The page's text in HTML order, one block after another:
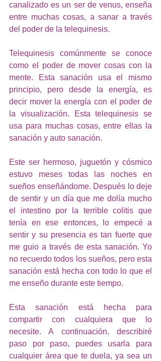
canalizado es un ser de venus, enseña
entre muchas cosas, a sanar a través
del poder de la telequinesis.
Telequinesis comúnmente se conoce
como el poder de mover cosas con la
mente. Esta sanación usa el mismo
principio, pero desde la energía, es
decir mover la energía con el poder de
la visualización. Esta telequinesis se
usa para muchas cosas, entre ellas la
sanación y auto sanación.
Este ser hermoso, juguetón y cósmico
estuvo meses todas las noches en
sueños enseñándome. Después lo deje
de sentir y un día que me dolía mucho
el intestino por la terrible colitis que
tenía en ese entonces, lo empecé a
sentir y su presencia es tan fuerte que
me guio a través de esta sanación. Yo
no recuerdo todos los sueños, pero esta
sanación está hecha con todo lo que el
me enseño durante este tiempo.
Esta sanación está hecha para
compartir con cualquiera que lo
necesite. A continuación, describiré
paso por paso, puedes usarla para
cualquier área que te duela, ya sea un